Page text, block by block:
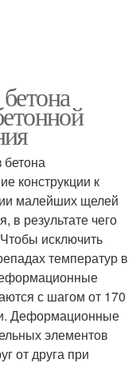
бетона
конструкции к
малейших щелей
в результате чего
исключить
температур в
с шагом от 170
Деформационные
элементов
от друга при